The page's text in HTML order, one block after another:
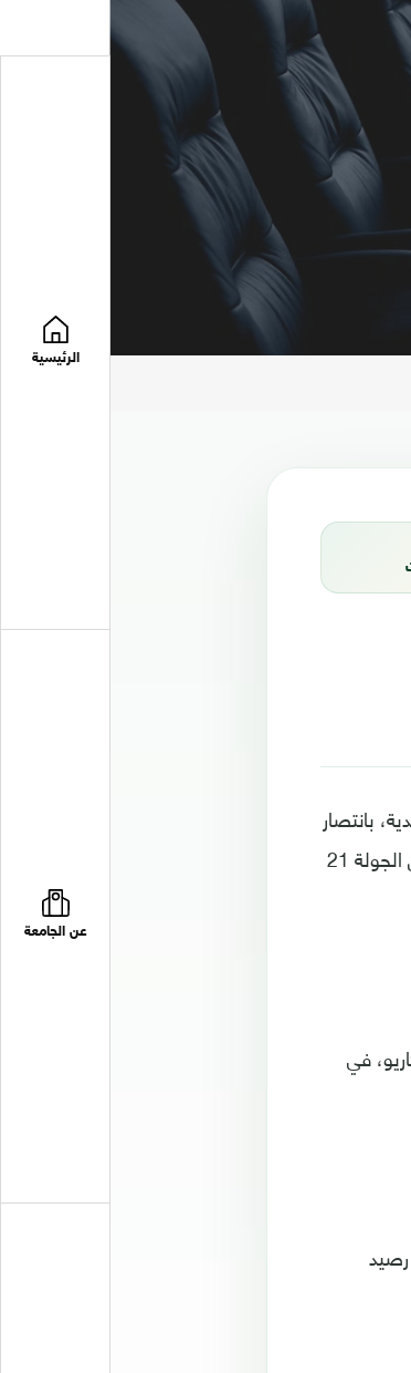
الرئيسية
عن الجامعة
الأندية، بانتصار
كاسح على جاره الشباب (5-0)، مساء الخميس، على ملعب الأمير فيصل بن فهد بالرياض، ضمن الجولة 21
في
توقف رصيد